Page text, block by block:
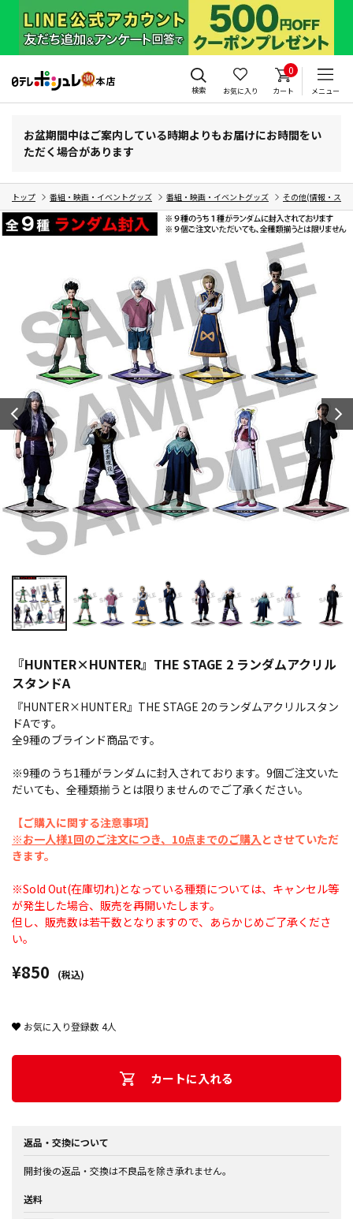
検索 お気に入り
0
カート メニュー
お盆期間中はご案内している時期よりもお届けにお時間をい
ただく場合があります
トップ 番組・映画・イベントグッズ 番組・映画・イベントグッズ その他(情報・スポ
『HUNTER×HUNTER』THE STAGE 2 ランダムアクリル
スタンドA
『HUNTER×HUNTER』THE STAGE 2のランダムアクリルスタン
ドAです。
全9種のブラインド商品です。
※9種のうち1種がランダムに封入されております。9個ご注文いた
だいても、全種類揃うとは限りませんのでご了承ください。
【ご購入に関する注意事項】
※お一人様1回のご注文につき、10点までのご購入とさせていただ
きます。
※Sold Out(在庫切れ)となっている種類については、キャンセル等
が発生した場合、販売を再開いたします。
但し、販売数は若干数となりますので、あらかじめご了承くださ
い。
¥850 (税込)
お気に入り登録数4人
カートに入れる
返品・交換について
開封後の返品・交換は不良品を除き承れません。
送料